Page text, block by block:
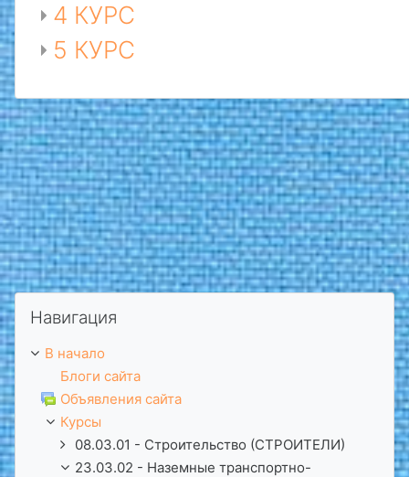
4 КУРС
5 КУРС
Пропустить Навигация
Навигация
В начало
Блоги сайта
Объявления сайта
Курсы
08.03.01 - Строительство (СТРОИТЕЛИ)
23.03.02 - Наземные транспортно-